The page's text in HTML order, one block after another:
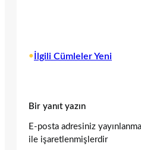
• İlgili Cümleler Yeni
Bir yanıt yazın
E-posta adresiniz
ile işaretlenmişlerdir